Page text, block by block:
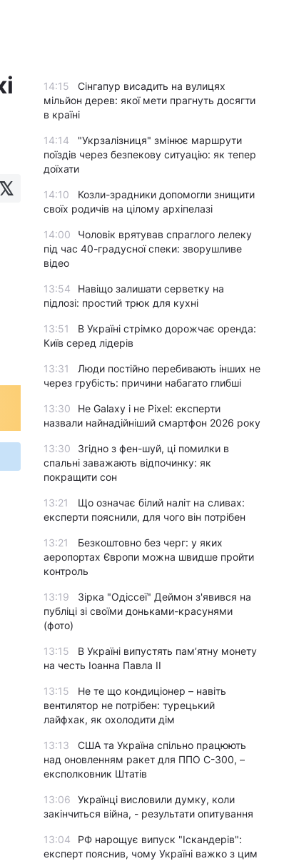
14:15
Сінгапур висадить на вулицях
мільйон дерев: якої мети прагнуть досягти
в країні
14:14
"Укрзалізниця" змінює маршрути
поїздів через безпекову ситуацію: як тепер
доїхати
14:10
Козли-зрадники допомогли знищити
своїх родичів на цілому архіпелазі
14:00
Чоловік врятував спраглого лелеку
під час 40-градусної спеки: зворушливе
відео
13:54
Навіщо залишати серветку на
підлозі: простий трюк для кухні
13:51
В Україні стрімко дорожчає оренда:
Київ серед лідерів
13:31
Люди постійно перебивають інших не
через грубість: причини набагато глибші
13:30
Не Galaxy і не Pixel: експерти
назвали найнадійніший смартфон 2026 року
13:30
Згідно з фен-шуй, ці помилки в
спальні заважають відпочинку: як
покращити сон
13:21
Що означає білий наліт на сливах:
експерти пояснили, для чого він потрібен
13:21
Безкоштовно без черг: у яких
аеропортах Європи можна швидше пройти
контроль
13:19
Зірка "Одіссеї" Деймон з'явився на
публіці зі своїми доньками-красунями
(фото)
13:15
В Україні випустять пам’ятну монету
на честь Іоанна Павла II
13:15
Не те що кондиціонер – навіть
вентилятор не потрібен: турецький
лайфхак, як охолодити дім
13:13
США та Україна спільно працюють
над оновленням ракет для ППО С-300, –
експолковник Штатів
13:06
Українці висловили думку, коли
закінчиться війна, - результати опитування
13:04
РФ нарощує випуск "Іскандерів":
експерт пояснив, чому Україні важко з цим